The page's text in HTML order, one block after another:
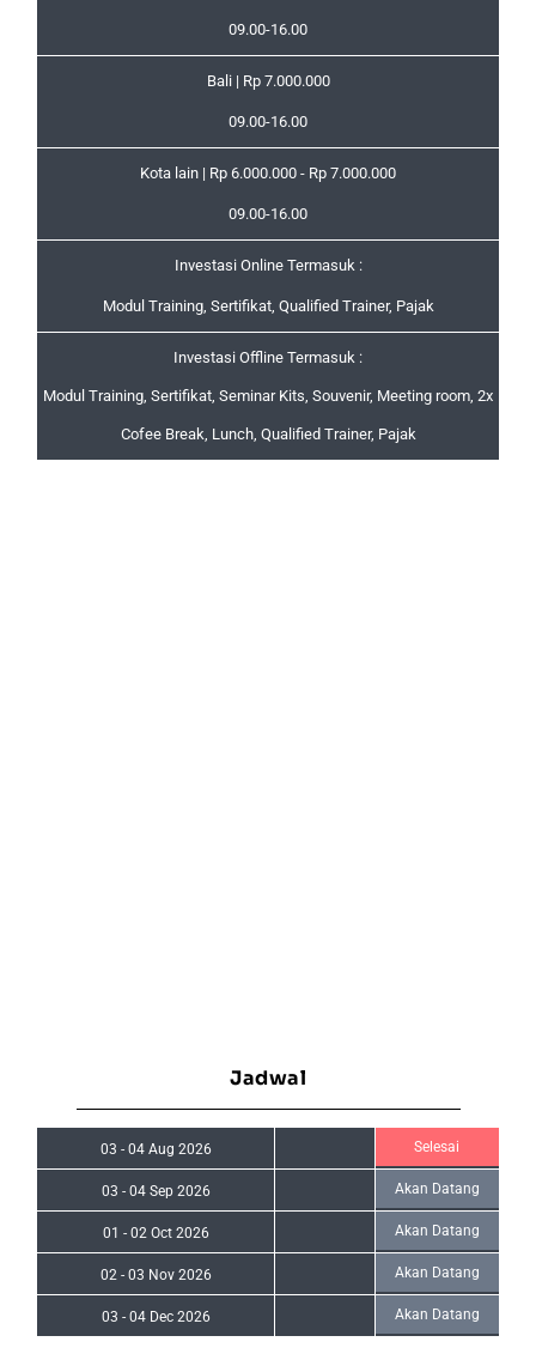
09.00-16.00
Bali | Rp 7.000.000
09.00-16.00
Kota lain | Rp 6.000.000 - Rp 7.000.000
09.00-16.00
Investasi Online Termasuk :
Modul Training, Sertifikat, Qualified Trainer, Pajak
Investasi Offline Termasuk :
Modul Training, Sertifikat, Seminar Kits, Souvenir, Meeting room, 2x
Cofee Break, Lunch, Qualified Trainer, Pajak
Jadwal
03 - 04 Aug 2026 Selesai
03 - 04 Sep 2026 Akan Datang
01 - 02 Oct 2026 Akan Datang
02 - 03 Nov 2026 Akan Datang
03 - 04 Dec 2026 Akan Datang